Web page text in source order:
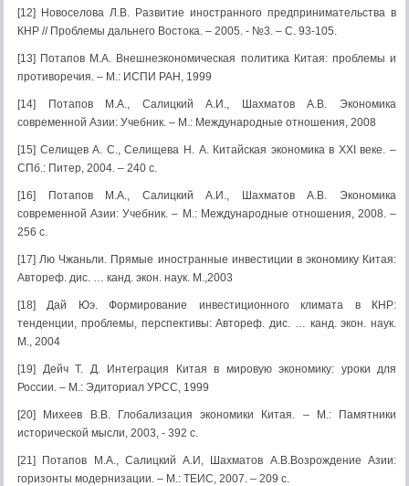
[12] Новоселова Л.В. Развитие иностранного предпринимательства в
КНР // Проблемы дальнего Востока. – 2005. - №3. – С. 93-105.
[13] Потапов М.А. Внешнеэкономическая политика Китая: проблемы и
противоречия. – М.: ИСПИ РАН, 1999
[14] Потапов М.А., Салицкий А.И., Шахматов А.В. Экономика
современной Азии: Учебник. – М.: Международные отношения, 2008
[15] Селищев А. С., Селищева Н. А. Китайская экономика в XXI веке. –
СПб.: Питер, 2004. – 240 с.
[16] Потапов М.А., Салицкий А.И., Шахматов А.В. Экономика
современной Азии: Учебник. – М.: Международные отношения, 2008. –
256 с.
[17] Лю Чжаньли. Прямые иностранные инвестиции в экономику Китая:
Автореф. дис. … канд. экон. наук. М.,2003
[18] Дай Юэ. Формирование инвестиционного климата в КНР:
тенденции, проблемы, перспективы: Автореф. дис. … канд. экон. наук.
М., 2004
[19] Дейч Т. Д. Интеграция Китая в мировую экономику: уроки для
России. – М.: Эдиториал УРСС, 1999
[20] Михеев В.В. Глобализация экономики Китая. – М.: Памятники
исторической мысли, 2003, - 392 с.
[21] Потапов М.А., Салицкий А.И, Шахматов А.В.Возрождение Азии:
горизонты модернизации. – М.: ТЕИС, 2007. – 209 с.